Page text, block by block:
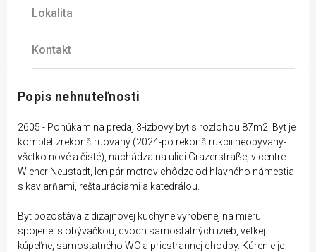
Lokalita
Kontakt
Popis nehnuteľnosti
2605 - Ponúkam na predaj 3-izbovy byt s rozlohou 87m2. Byt je
komplet zrekonštruovaný (2024-po rekonštrukcii neobývaný-
všetko nové a čisté), nachádza na ulici Grazerstraße, v centre
Wiener Neustadt, len pár metrov chôdze od hlavného námestia
s kaviarňami, reštauráciami a katedrálou.
Byt pozostáva z dizajnovej kuchyne vyrobenej na mieru
spojenej s obývačkou, dvoch samostatných izieb, veľkej
kúpeľne, samostatného WC a priestrannej chodby. Kúrenie je